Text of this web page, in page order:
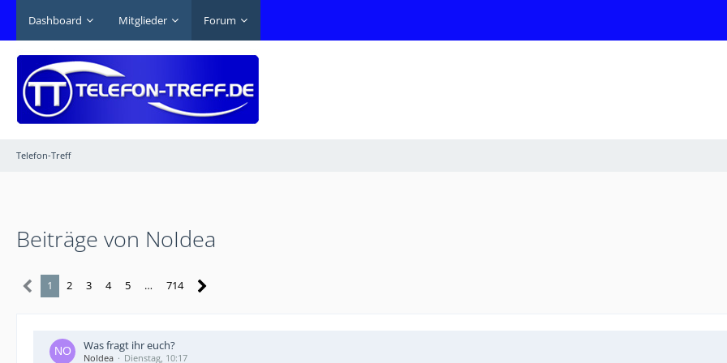
Dashboard Mitglieder Forum
Telefon-Treff
Beiträge von NoIdea
1 2 3 4 5 … 714
Was fragt ihr euch?
NoIdea Dienstag, 10:17